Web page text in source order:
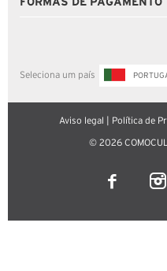
Seleciona um país
Aviso legal Política de
© 2026